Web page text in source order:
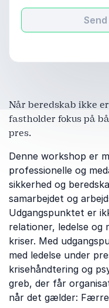
Når beredskab ikke
fastholder fokus på
pres.
Denne workshop er
professionelle og
sikkerhed og
samarbejdet og
Udgangspunktet er
relationer, ledelse og
kriser. Med
med ledelse under
krisehåndtering og
greb, der får
når det gælder: